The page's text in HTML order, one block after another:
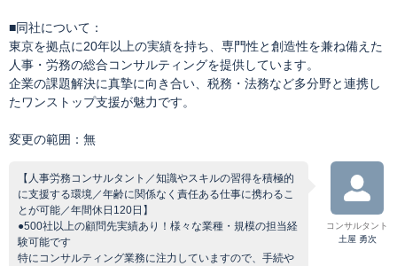
■同社について：
東京を拠点に20年以上の実績を持ち、専門性と創造性を兼ね備えた
人事・労務の総合コンサルティングを提供しています。
企業の課題解決に真摯に向き合い、税務・法務など多分野と連携し
たワンストップ支援が魅力です。
変更の範囲：無
【人事労務コンサルタント／知識やスキルの習得を積極的
に支援する環境／年齢に関係なく責任ある仕事に携わるこ
とが可能／年間休日120日】
●500社以上の顧問先実績あり！様々な業種・規模の担当経
験可能です
特にコンサルティング業務に注力していますので、手続や
コンサルタント
土屋 勇次